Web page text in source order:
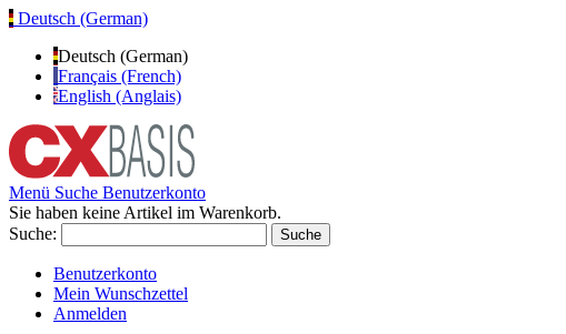
Deutsch (German)
Deutsch (German)
Français (French)
English (Anglais)
Menü Suche Benutzerkonto
Sie haben keine Artikel im Warenkorb.
Suche:
Suche
Benutzerkonto
Mein Wunschzettel
Anmelden